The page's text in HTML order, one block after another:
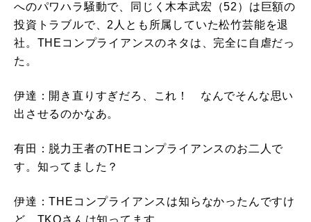
へのパワハラ騒動で、同じく木本武宏（52）は巨額の
投資トラブルで、2人とも所属していた松竹芸能を退
社。THEコンプライアンスのネタは、完全に自虐だっ
た。
伊達：開き直りすぎだろ、これ！ なんでそんな思い
出させるのかなあ。
有田：脱力王者のTHEコンプライアンスのお二人で
す。知ってました？
伊達：THEコンプライアンスは知らなかったんですけ
ど、TKOさんは知ってます。